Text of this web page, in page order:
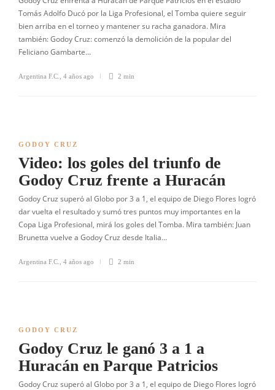
Tomás Adolfo Ducó por la Liga Profesional, el Tomba quiere seguir
bien arriba en el torneo y mantener su racha ganadora. Mira
también: Godoy Cruz: comenzó la demolición de la popular del
Feliciano Gambarte…
Argentina F.C. 4 años ago 2 min
GODOY CRUZ
Video: los goles del triunfo de
Godoy Cruz frente a Huracán
Godoy Cruz superó al Globo por 3 a 1, el equipo de Diego Flores logró
dar vuelta el resultado y sumó tres puntos muy importantes en la
Copa Liga Profesional, mirá los goles del Tomba. Mira también: Juan
Brunetta vuelve a Godoy Cruz desde Italia…
Argentina F.C. 4 años ago 2 min
GODOY CRUZ
Godoy Cruz le ganó 3 a 1 a
Huracán en Parque Patricios
Godoy Cruz superó al Globo por 3 a 1, el equipo de Diego Flores logró